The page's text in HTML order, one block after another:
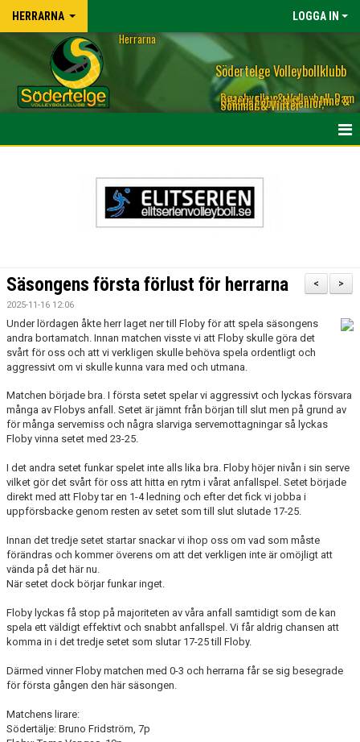
HERRARNA LOGGA IN
Södertelge Volleybollklubb
Beachvolley & Volleyboll, Dam
& Herr, Elit & Motion, Inne &
Ute, Ungdom & Senior,
Sommar & Vinter
Herrarna
TRUPPEN HERRLAGET & KONTAKT TILL TRÄNARE
BILDGALLERI
MATCHER
>
<
Säsongens första förlust för herrarna
2025-11-16 12:06
Under lördagen åkte herr laget ner till Floby för att spela säsongens
andra bortamatch. Innan matchen visste vi att Floby skulle göra det
svårt för oss och att vi verkligen skulle behöva spela ordentligt och
aggressivt om vi skulle kunna vara med och utmana.
Matchen började bra. I första setet spelar vi aggressivt och lyckas försvara
många av Flobys anfall. Setet är jämnt från början till slut men på grund av
för många servemiss och några slarviga servemottagningar så lyckas
Floby vinna setet med 23-25.
I det andra setet funkar spelet inte alls lika bra. Floby höjer nivån i sin serve
vilket gör det svårt för oss att hitta en rytm i vårat anfallspel. Setet började
direkt med att Floby tar en 1-4 ledning och efter det fick vi jobba i
uppförsbacke genom resten av setet som till slut slutade 17-25.
Innan det tredje setet startar snackar vi ihop oss om vad som måste
förändras och kommer överens om att det verkligen inte är omöjligt att
vända på det här nu.
När setet dock börjar funkar inget.
Floby lyckas få stop på majoriteten av våra anfall samtidigt som de kan
spela ett väldigt effektivt och snabbt anfallspel. Vi får aldrig chansen att
komma in i det tredje setet som slutar 17-25 till Floby.
Därmed vinner Floby matchen med 0-3 och herrarna får se sig besegrade
för första gången den här säsongen.
Matchens lirare:
Södertälje: Bruno Fridström, 7p